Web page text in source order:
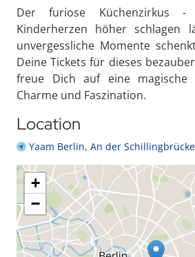
Der furiose Küchenzirkus
Kinderherzen höher schlagen
unvergessliche Momente
Deine Tickets für dieses
freue Dich auf eine magische
Charme und Faszination.
Location
Yaam Berlin, An der
+
−